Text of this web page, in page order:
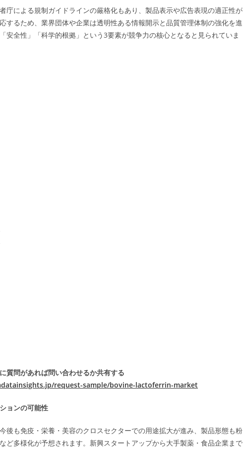
庁による規制ガイドラインの厳格化もあり、製品表示や広告表現の適正性が
するため、業界団体や企業は透明性ある情報開示と品質管理体制の強化を進
安全性」「科学的根拠」という3要素が競争力の核心となると見られていま
質問があれば問い合わせるか共有する
request-sample/bovine-lactoferrin-market
ョンの可能性
後も免疫・栄養・美容のクロスセクターでの用途拡大が進み、製品形態も粉
ど多様化が予想されます。新興スタートアップから大手製薬・食品企業まで